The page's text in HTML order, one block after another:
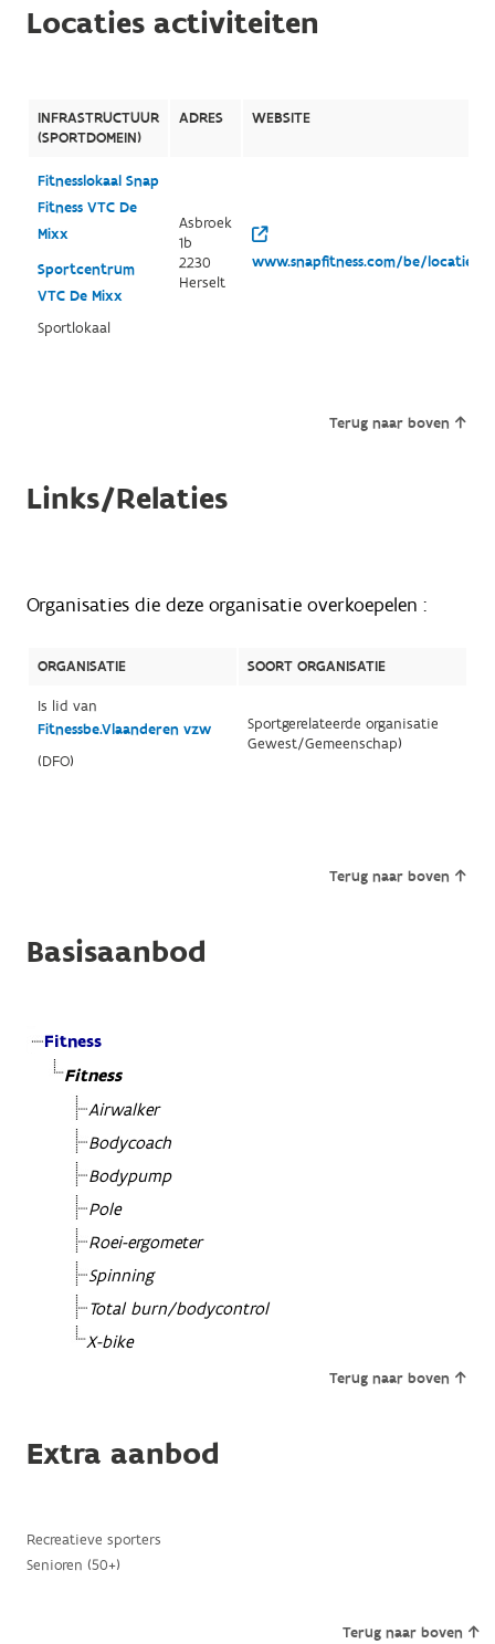
Locaties activiteiten
INFRASTRUCTUUR
(SPORTDOMEIN)
ADRES WEBSITE
Fitnesslokaal Snap
Fitness VTC De
Mixx
Sportcentrum
VTC De Mixx
Sportlokaal
Asbroek
1b
2230
Herselt
www.snapfitness.com/be/locaties/
Terug naar boven
Links/Relaties
Organisaties die deze organisatie overkoepelen :
ORGANISATIE
SOORT ORGANISATIE
Is lid van
Fitnessbe.Vlaanderen vzw
(DFO)
Sportgerelateerde organisatie
Gewest/Gemeenschap)
Terug naar boven
Basisaanbod
Fitness
Fitness
Airwalker
Bodycoach
Bodypump
Pole
Roei-ergometer
Spinning
Total burn/bodycontrol
X-bike
Terug naar boven
Extra aanbod
Recreatieve sporters
Senioren (50+)
Terug naar boven